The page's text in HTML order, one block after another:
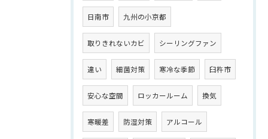
日南市 九州の小京都
取りきれないカビ シーリングファン
違い 細菌対策 寒冷な季節 臼杵市
安心な空間 ロッカールーム 換気
寒暖差 防湿対策 アルコール